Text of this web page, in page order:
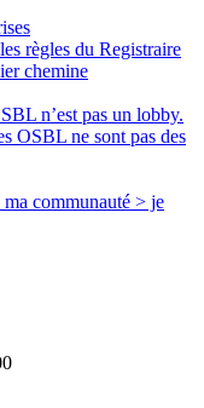
règles du Registraire
chemine
n’est pas un lobby.
OSBL ne sont pas des
ma communauté > je